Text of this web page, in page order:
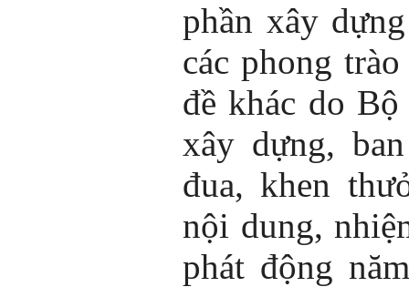
phần xây
các phong
đề khác do
xây dựng,
đua, khen
nội dung,
phát động